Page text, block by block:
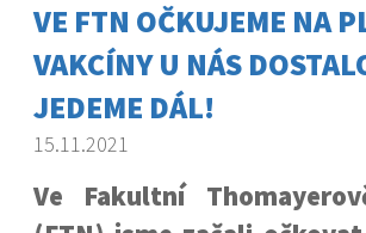
VE FTN OČKUJEME NA
VAKCÍNY U NÁS
JEDEME DÁL!
15.11.2021
Ve Fakultní